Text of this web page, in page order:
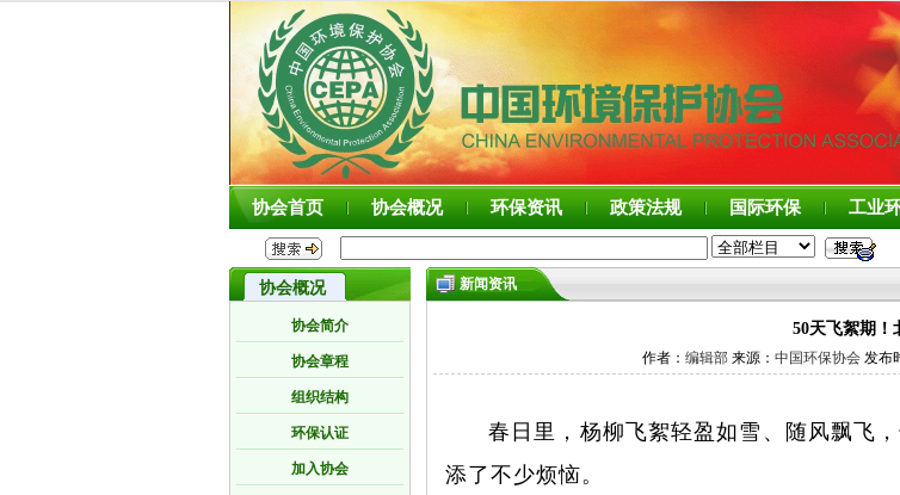
协会首页 协会概况 环保资讯 政策法规 国际环保 工业
协会概况
协会简介
协会章程
组织结构
环保认证
加入协会
新闻资讯
50天飞絮期！
作者： 编辑部来源： 中国环保协会发布
春日里，杨柳飞絮轻盈如雪、随风飘飞
添了不少烦恼。